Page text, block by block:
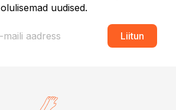
olulisemad uudised.
Liitun